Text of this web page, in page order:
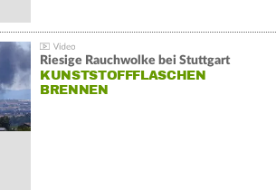
Riesige Rauchwolke bei Stuttgart
KUNSTSTOFFFLASCHEN
BRENNEN